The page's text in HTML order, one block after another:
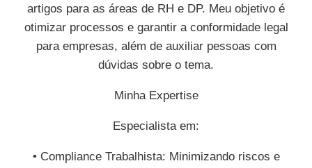
artigos para as áreas de RH e DP. Meu objetivo é
otimizar processos e garantir a conformidade legal
para empresas, além de auxiliar pessoas com
dúvidas sobre o tema.
Minha Expertise
Especialista em:
• Compliance Trabalhista: Minimizando riscos e